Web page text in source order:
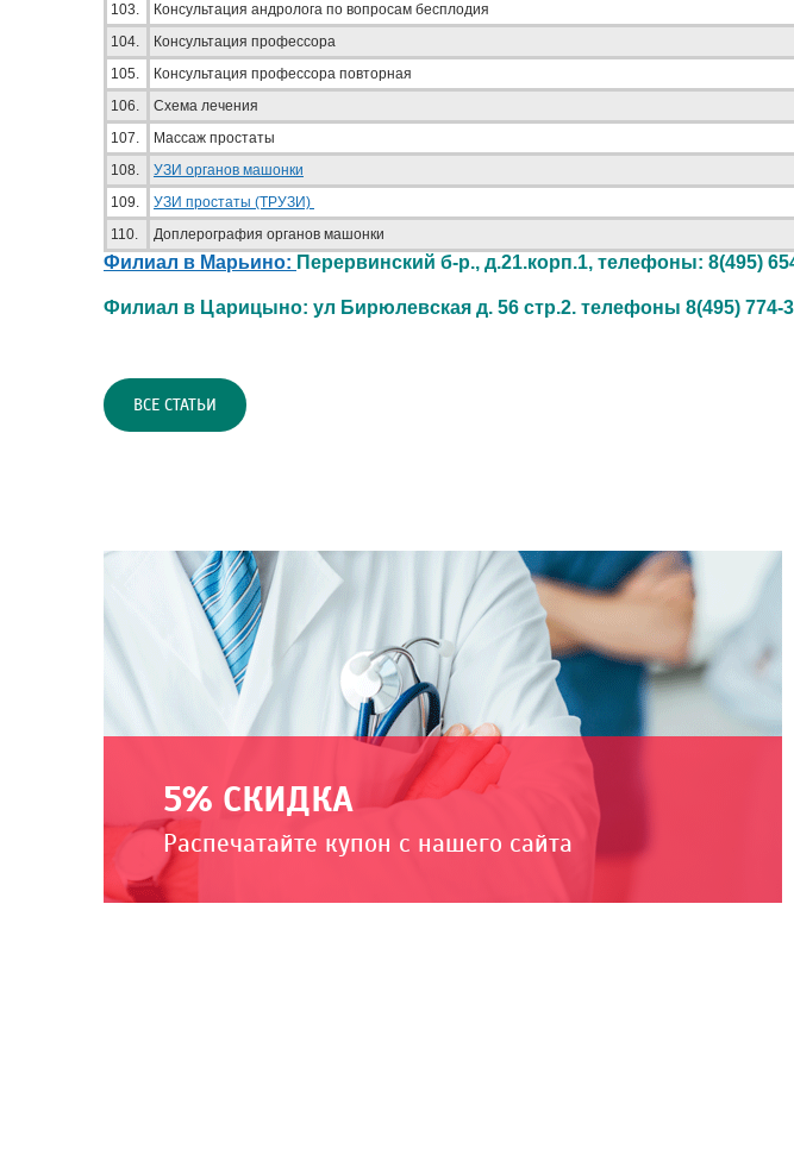
103.
Консультация андролога по вопросам бесплодия
104.
Консультация профессора
105.
Консультация профессора повторная
106.
Схема лечения
107.
Массаж простаты
108.
УЗИ органов машонки
109.
УЗИ простаты (ТРУЗИ)
110.
Доплерография органов машонки
Филиал в Марьино: Перервинский б-р., д.21.корп.1, телефоны: 8(495)
Филиал в Царицыно: ул Бирюлевская д. 56 стр.2. телефоны 8(495) 774-
ВСЕ СТАТЬИ
5% СКИДКА
Распечатайте купон с нашего сайта